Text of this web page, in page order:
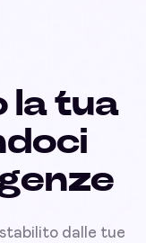
la tua
dalle tue